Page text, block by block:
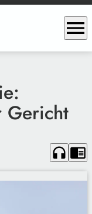
menu
Gericht
headphones chrome_reader_mode